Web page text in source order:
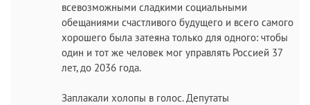
всевозможными сладкими социальными
обещаниями счастливого будущего и всего самого
хорошего была затеяна только для одного: чтобы
один и тот же человек мог управлять Россией 37
лет, до 2036 года.
Заплакали холопы в голос. Депутаты